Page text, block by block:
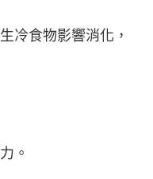
冷食物影響消化，
。